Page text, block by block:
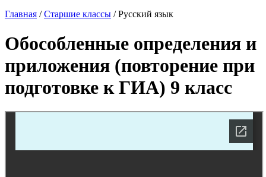
Главная /Старшие классы /Русский язык
Обособленные определения и
приложения (повторение при
подготовке к ГИА) 9 класс